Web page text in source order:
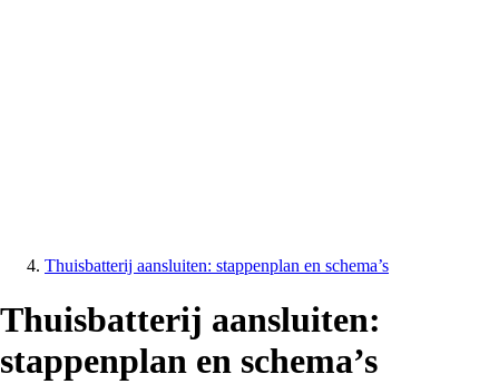
Thuisbatterij aansluiten: stappenplan en schema’s
Thuisbatterij aansluiten:
stappenplan en schema’s